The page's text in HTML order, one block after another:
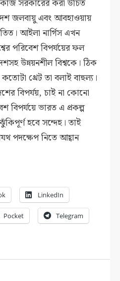
সরকারের করা উচিত
জলবায়ু এবং আবহাওয়ায়
আইলা নার্গিস এখন
পরিবেশ বিপর্যয়ের ফল
উন্নয়নশীল বিশ্বকে। ঠিক
থ্রেট তা বলাই বাহুল্য।
বিপর্যয়, চাই না কোনো
বিপর্যয়ে ভারত এ প্রকল্প
হবে সন্দেহ। তাই
পদক্ষেপ নিতে আহ্বান
LinkedIn
Pocket Telegram